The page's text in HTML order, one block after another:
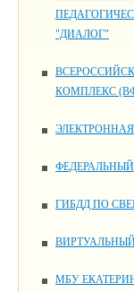
"ДИАЛОГ"
КОМПЛЕКС
ГИБДД ПО
МБУ